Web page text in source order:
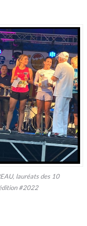
lauréats des 10
#2022